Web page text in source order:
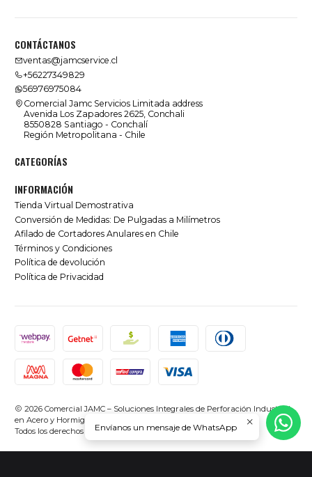
CONTÁCTANOS
ventas@jamcservice.cl
+56227349829
56976975084
Comercial Jamc Servicios Limitada address
Avenida Los Zapadores 2625, Conchali
8550828 Santiago - Conchalí
Región Metropolitana - Chile
CATEGORÍAS
INFORMACIÓN
Tienda Virtual Demostrativa
Conversión de Medidas: De Pulgadas a Milímetros
Afilado de Cortadores Anulares en Chile
Términos y Condiciones
Política de devolución
Política de Privacidad
2026 Comercial JAMC – Soluciones Integrales de Perforación Industrial
en Acero y Hormigón en Chile.
Todos los derechos reservados.Desarrollado por Jumpseller
Envíanos un mensaje de WhatsApp